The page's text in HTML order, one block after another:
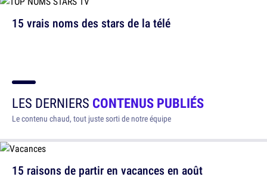
15 vrais noms des stars de la télé
LES DERNIERS CONTENUS PUBLIÉS
Le contenu chaud, tout juste sorti de notre équipe
15 raisons de partir en vacances en août